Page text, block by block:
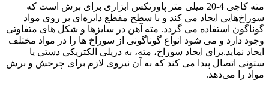
مته کاجی 4-20 میلی متر پاورتکس ابزاری برای برش است که
سوراخ‌هایی ایجاد می کند و با سطح مقطع دایره‌ای بر روی مواد
گوناگون استفاده می‌ گردد. مته آهن در سایزها و شکل های متفاوتی
وجود دارد و می‌ شود انواع گوناگونی از سوراخ ها را در مواد مختلف
ایجاد نماید.برای ایجاد سوراخ، مته، به دریلی الکتریکی دستی یا
ستونی اتصال پیدا می کند که به آن نیروی لازم برای چرخش و برش
مواد را می‌دهد.